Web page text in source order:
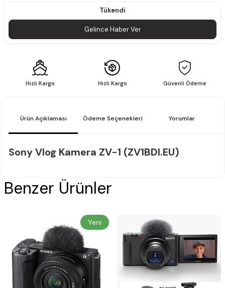
Tükendi
Gelince Haber Ver
Hızlı Kargo Hızlı Kargo Güvenli Ödeme
Ürün Açıklaması Ödeme Seçenekleri Yorumlar
Sony Vlog Kamera ZV-1 (ZV1BDI.EU)
Benzer Ürünler
Yeni